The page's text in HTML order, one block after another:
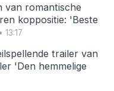
van romantische
koppositie: 'Beste
• 13:17
trailer van
'Den hemmelige